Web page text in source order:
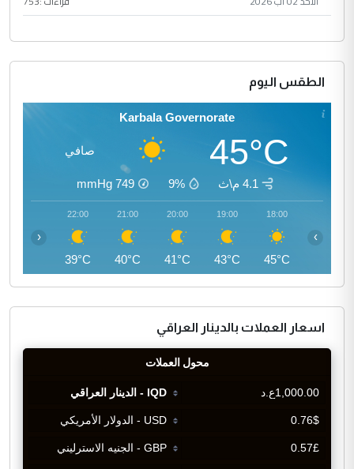
الطقس اليوم
Karbala Governorate
45°C صافي
4.1 م\ث 9%
749
mmHg
18:00
45°C
19:00
43°C
20:00
41°C
21:00
40°C
22:00
39°C
‹ ›
اسعار العملات بالدينار العراقي